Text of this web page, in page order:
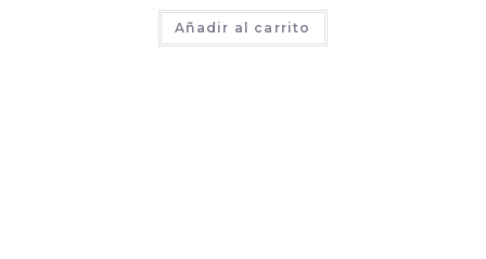
Añadir al carrito